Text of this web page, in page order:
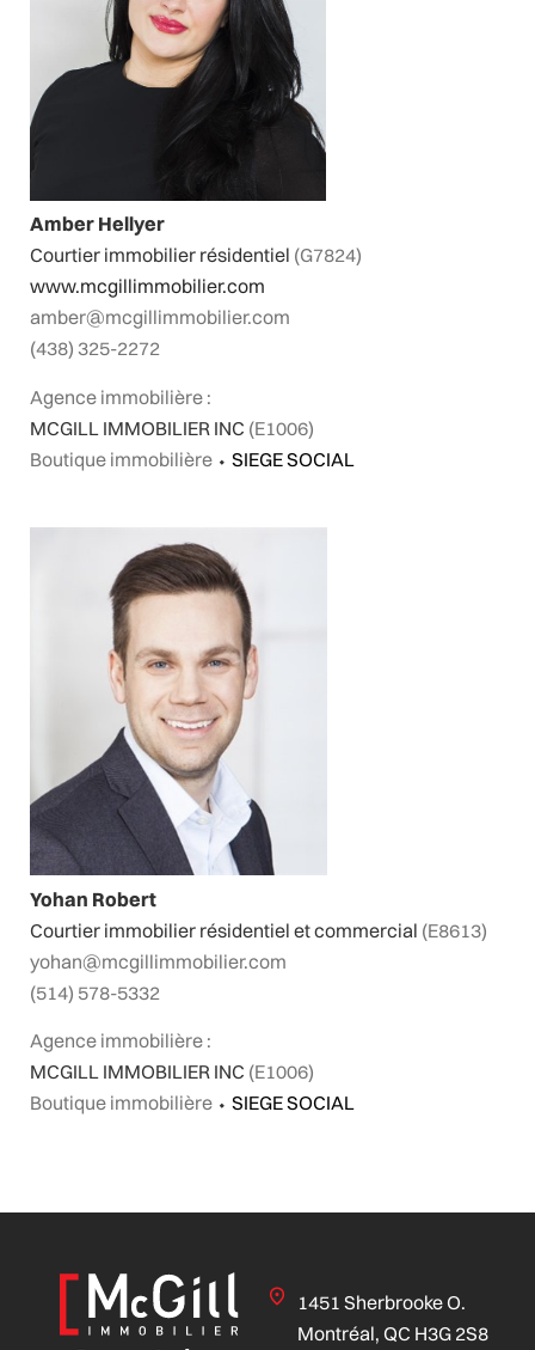
Amber Hellyer
Courtier immobilier résidentiel (G7824)
www.mcgillimmobilier.com
amber@mcgillimmobilier.com
(438) 325-2272
Agence immobilière :
MCGILL IMMOBILIER INC (E1006)
Boutique immobilière ⬩ SIEGE SOCIAL
Yohan Robert
Courtier immobilier résidentiel et commercial (E8613)
yohan@mcgillimmobilier.com
(514) 578-5332
Agence immobilière :
MCGILL IMMOBILIER INC (E1006)
Boutique immobilière ⬩ SIEGE SOCIAL
1451 Sherbrooke O.
Montréal, QC H3G 2S8